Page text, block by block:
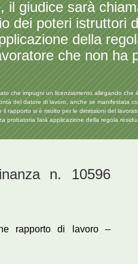
giudice sarà
dei poteri istruttori
della
che non ha
impugni un licenziamento allegando che
del datore di lavoro, anche se manifestata
si è risolto per le dimissioni del
probatoria farà applicazione della regola
n. 10596
rapporto di lavoro –